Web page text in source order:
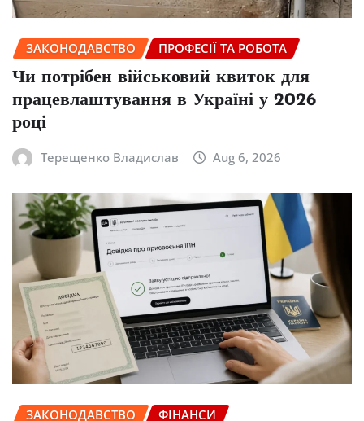
ЗАКОНОДАВСТВО ПРОФЕСІЇ ТА РОБОТА
Чи потрібен військовий квиток для
працевлаштування в Україні у 2026
році
Терещенко Владислав Aug 6, 2026
ЗАКОНОДАВСТВО ФІНАНСИ